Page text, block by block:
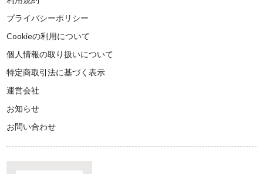
プライバシーポリシー
Cookieの利用について
個人情報の取り扱いについて
特定商取引法に基づく表示
運営会社
お知らせ
お問い合わせ